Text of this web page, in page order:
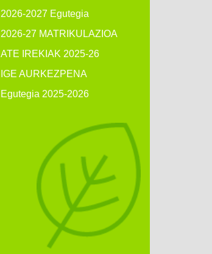
2026-2027 Egutegia
2026-27 MATRIKULAZIOA
ATE IREKIAK 2025-26
IGE AURKEZPENA
Egutegia 2025-2026